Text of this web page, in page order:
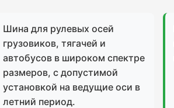
Шина для рулевых осей
грузовиков, тягачей и
автобусов в широком спектре
размеров, с допустимой
установкой на ведущие оси в
летний период.